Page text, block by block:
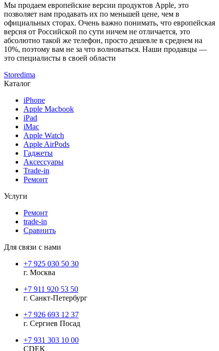
Мы продаем европейские версии продуктов Apple, это
позволяет нам продавать их по меньшей цене, чем в
официальных сторах. Очень важно понимать, что европейская
версия от Российской по сути ничем не отличается, это
абсолютно такой же телефон, просто дешевле в среднем на
10%, поэтому вам не за что волноваться. Наши продавцы —
это специалисты в своей области
Storedima
Каталог
iPhone
Apple Macbook
iPad
iMac
Apple Watch
Apple AirPods
Гаджеты
Аксессуары
Trade-in
Ремонт
Услуги
Ремонт
trade-in
Сравнить
Для связи с нами
+7 925 030 50 30
г. Москва
+7 911 920 53 50
г. Санкт-Петербург
+7 926 693 12 37
г. Сергиев Посад
+7 931 303 10 00
CDEK